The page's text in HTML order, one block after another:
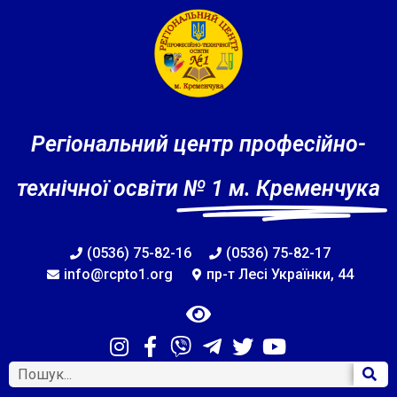
Регіональний центр професійно-
технічної освіти № 1 м. Кременчука
(0536) 75-82-16
(0536) 75-82-17
info@rcpto1.org
пр-т Лесі Українки, 44